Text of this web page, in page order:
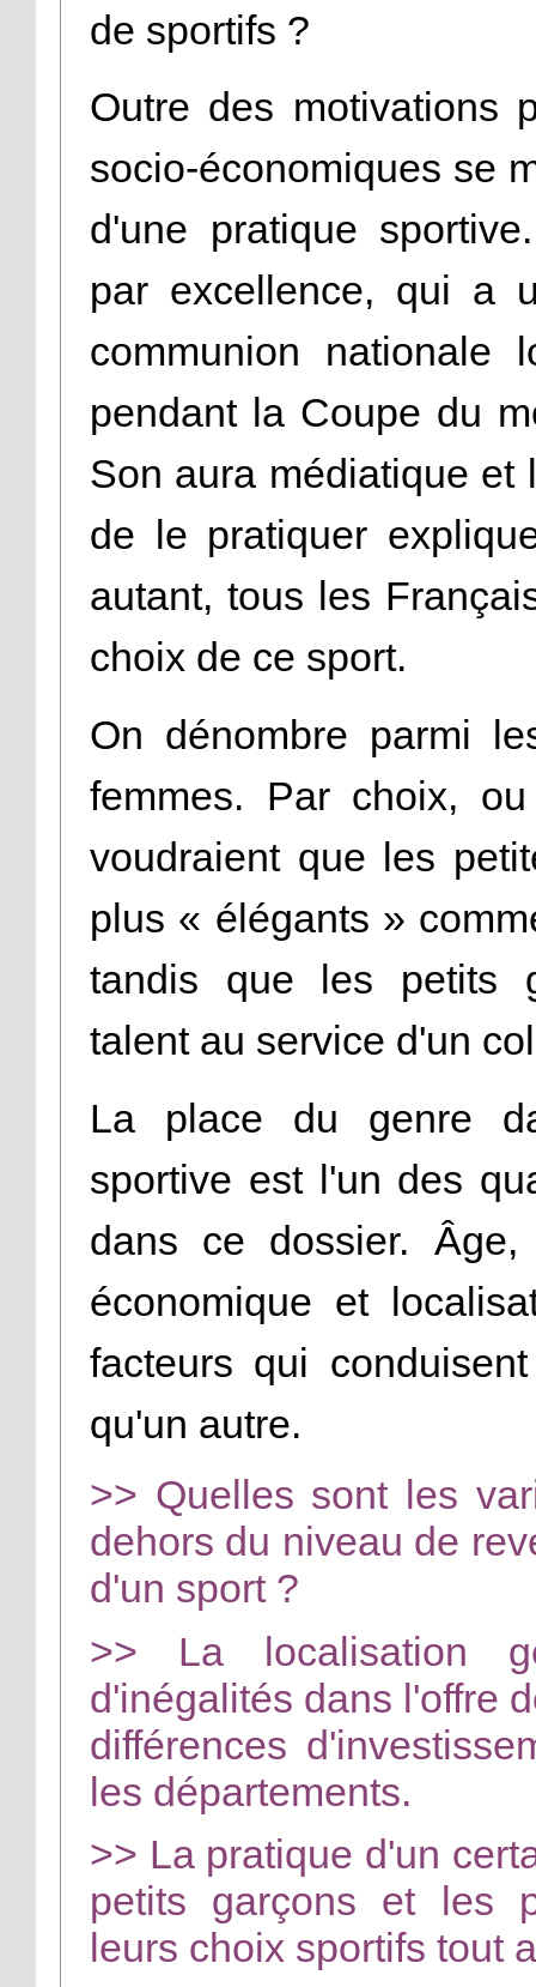
de sportifs ?
Outre des motivations
socio-économiques se
d'une pratique
par excellence, qui a
communion
pendant la Coupe du
Son aura médiatique et
de le pratiquer
autant, tous les
choix de ce sport.
On dénombre parmi
femmes. Par choix,
voudraient que les
plus « élégants »
tandis que les petits
talent au service d'un
La place du genre
sportive est l'un des
dans ce dossier. Âge,
économique et
facteurs qui
qu'un autre.
>> Quelles sont les
dehors du niveau de
d'un sport ?
>> La localisation
d'inégalités dans l'offre
différences
les départements.
>> La pratique d'un
petits garçons et les
leurs choix sportifs tout